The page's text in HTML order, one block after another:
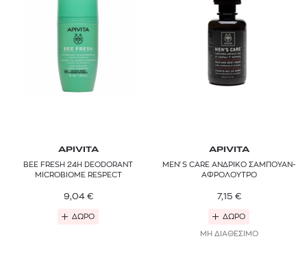
APIVITA
BEE FRESH 24H DEODORANT
MICROBIOME RESPECT
9,04 €
ΔΩΡΟ
APIVITA
MEN'S CARE ΑΝΔΡΙΚΟ ΣΑΜΠΟΥΑΝ-
ΑΦΡΟΛΟΥΤΡΟ
7,15 €
ΔΩΡΟ
ΜΗ ΔΙΑΘΕΣΙΜΟ